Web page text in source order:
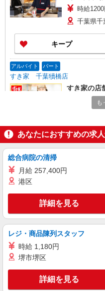
時給1200
千葉県千
キープ
アルバイト パート
すき家 千葉犢橋店
すき家の店
時給
＋150円
千葉県千
キープ
アルバイト パート
すき家 千葉犢橋店
すき家の店
ど）
時給
千葉県千
パート
も
あなたにおすすめの求
総合病院の清掃
月給 257,400円
港区
詳細を見る
レジ・商品陳列スタッフ
時給 1,180円
堺市堺区
詳細を見る